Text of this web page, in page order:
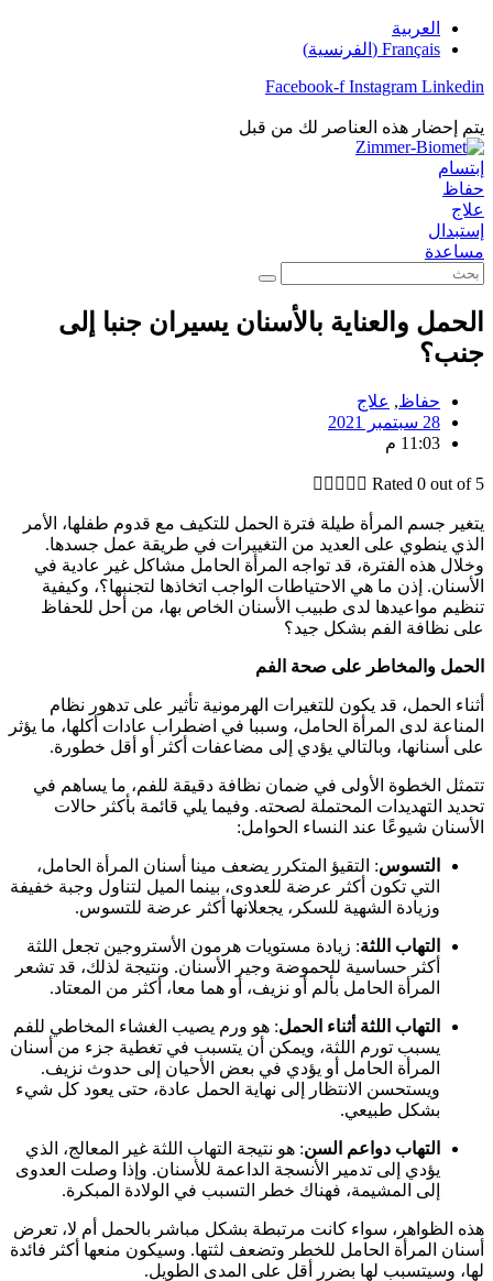
تخطي
العربية
Français
( الفرنسية)
Facebook-f Instagram Linkedin
يتم إحضار هذه العناصر لك من قبل
إبتسام
حفاظ
علاج
إستبدال
مساعدة
بحث
الحمل والعناية بالأسنان يسيران جنبا إلى
جنب؟
حفاظ, علاج
28 سبتمبر 2021
11:03 م
     Rated 0 out of 5
يتغير جسم المرأة طيلة فترة الحمل للتكيف مع قدوم طفلها، الأمر
الذي ينطوي على العديد من التغييرات في طريقة عمل جسدها.
وخلال هذه الفترة، قد تواجه المرأة الحامل مشاكل غير عادية في
الأسنان. إذن ما هي الاحتياطات الواجب اتخاذها لتجنبها؟، وكيفية
تنظيم مواعيدها لدى طبيب الأسنان الخاص بها، من أحل للحفاظ
على نظافة الفم بشكل جيد؟
الحمل والمخاطر على صحة الفم
أثناء الحمل، قد يكون للتغيرات الهرمونية تأثير على تدهور نظام
المناعة لدى المرأة الحامل، وسببا في اضطراب عادات أكلها، ما يؤثر
على أسنانها، وبالتالي يؤدي إلى مضاعفات أكثر أو أقل خطورة.
تتمثل الخطوة الأولى في ضمان نظافة دقيقة للفم، ما يساهم في
تحديد التهديدات المحتملة لصحته. وفيما يلي قائمة بأكثر حالات
الأسنان شيوعًا عند النساء الحوامل:
التسوس: التقيؤ المتكرر يضعف مينا أسنان المرأة الحامل،
التي تكون أكثر عرضة للعدوى، بينما الميل لتناول وجبة خفيفة
وزيادة الشهية للسكر، يجعلانها أكثر عرضة للتسوس.
التهاب اللثة: زيادة مستويات هرمون الأستروجين تجعل اللثة
أكثر حساسية للحموضة وجير الأسنان. ونتيجة لذلك، قد تشعر
المرأة الحامل بألم أو نزيف، أو هما معا، أكثر من المعتاد.
التهاب اللثة أثناء الحمل: هو ورم يصيب الغشاء المخاطي للفم
يسبب تورم اللثة، ويمكن أن يتسبب في تغطية جزء من أسنان
المرأة الحامل أو يؤدي في بعض الأحيان إلى حدوث نزيف.
ويستحسن الانتظار إلى نهاية الحمل عادة، حتى يعود كل شيء
بشكل طبيعي.
التهاب دواعم السن: هو نتيجة التهاب اللثة غير المعالج، الذي
يؤدي إلى تدمير الأنسجة الداعمة للأسنان. وإذا وصلت العدوى
إلى المشيمة، فهناك خطر التسبب في الولادة المبكرة.
هذه الظواهر، سواء كانت مرتبطة بشكل مباشر بالحمل أم لا، تعرض
أسنان المرأة الحامل للخطر وتضعف لثتها. وسيكون منعها أكثر فائدة
لها، وسيتسبب لها بضرر أقل على المدى الطويل.